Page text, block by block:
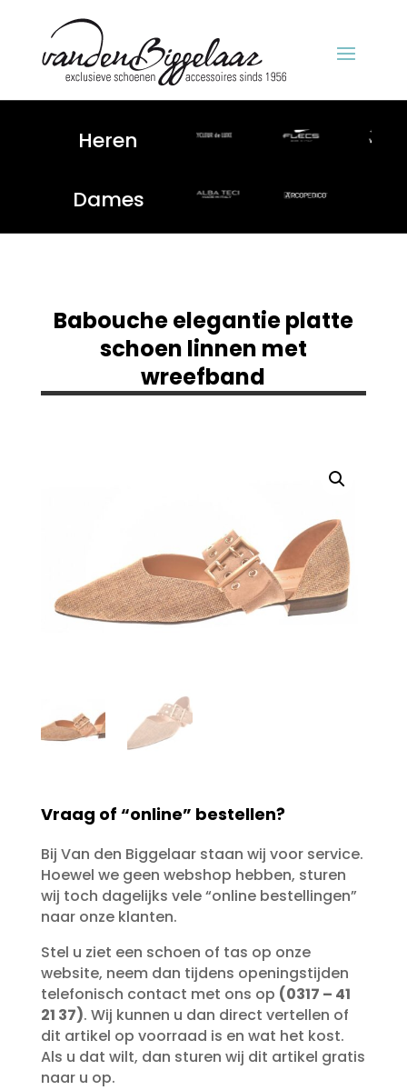
Heren
Dames
Babouche elegantie platte
schoen linnen met
wreefband
Vraag of “online” bestellen?
Bij Van den Biggelaar staan wij voor service.
Hoewel we geen webshop hebben, sturen
wij toch dagelijks vele “online bestellingen”
naar onze klanten.
Stel u ziet een schoen of tas op onze
website, neem dan tijdens openingstijden
telefonisch contact met ons op (0317 – 41
21 37). Wij kunnen u dan direct vertellen of
dit artikel op voorraad is en wat het kost.
Als u dat wilt, dan sturen wij dit artikel gratis
naar u op.